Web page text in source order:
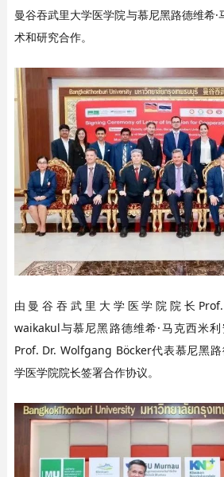
曼谷吞武里大学医学院与慕尼黑路德维希
术和研究合作。
由曼谷吞武里大学医学院院长Prof.
waikakul与慕尼黑路德维希·马克西米
Prof. Dr. Wolfgang Böcker代表慕尼黑
学医学院院长签署合作协议。